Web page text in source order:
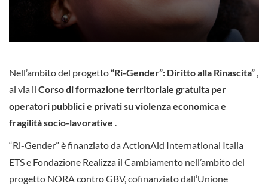
Nell’ambito del progetto“Ri-Gender”: Diritto alla Rinascita” ,
al via il Corso di formazione territoriale gratuita per
operatori pubblici e privati ​​su violenza economica e
fragilità socio-lavorative .
“Ri-Gender” è finanziato da ActionAid International Italia
ETS e Fondazione Realizza il Cambiamento nell’ambito del
progetto NORA contro GBV, cofinanziato dall’Unione